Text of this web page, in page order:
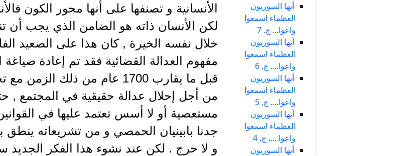
أيها السوريون
العظماء اسمعوا
واعوا... ج. 7
أيها السوريون
العظماء اسمعوا
واعوا.... ج. 6
أيها السوريون
العظماء اسمعوا
واعوا.... ج. 5
أيها السوريون
العظماء اسمعوا
واعوا .... ج. 4
أيها السوريون
الأنسانية و تصنفها على أنها محور الكون
لكن الأنسان ذاته هو الضامن الذي يجب أن
خلال نفسه الخيرة , كان هذا على الصعيد
مفهوم العدالة القضائية فقد تم إعادة صياغة
قبل ما يقارب 1700 عام من ذلك
من أجل إحلال عدالة حقيقية في المجتمع ,
مستعصية أو لا أسس تعتمد عليها في القوانين
جدنا بابينيان الحمصي و من تشريعاته
و لا حرج . لكن عند نشوء هذا الفكر الجديد